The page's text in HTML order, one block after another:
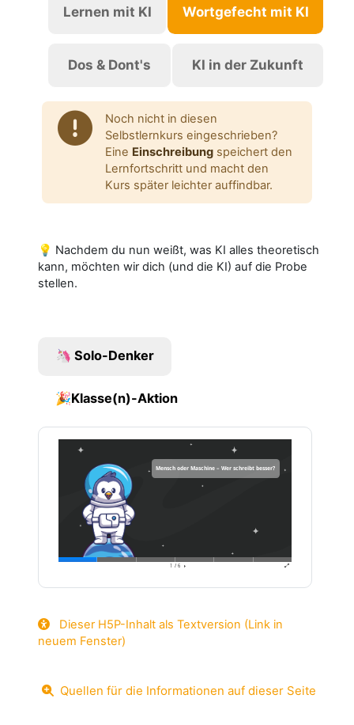
Lernen mit KI Wortgefecht mit KI
Dos & Dont's KI in der Zukunft
Noch nicht in diesen
Selbstlernkurs eingeschrieben?
Eine Einschreibung speichert den
Lernfortschritt und macht den
Kurs später leichter auffindbar.
💡 Nachdem du nun weißt, was KI alles theoretisch
kann, möchten wir dich (und die KI) auf die Probe
stellen.
🦄 Solo-Denker
🎉Klasse(n)-Aktion
Dieser H5P-Inhalt als Textversion (Link in
neuem Fenster)
Quellen für die Informationen auf dieser Seite